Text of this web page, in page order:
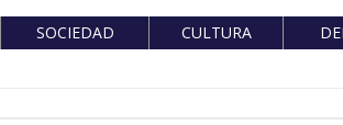
SOCIEDAD CULTURA